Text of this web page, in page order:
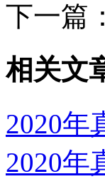
下一篇：
相关文
2020年
2020年